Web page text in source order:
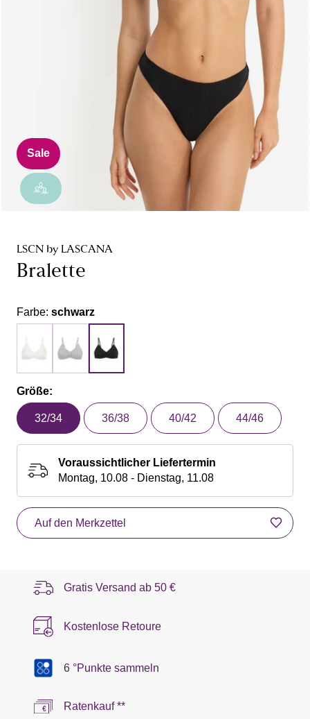
Sale
LSCN by LASCANA
Bralette
Farbe: schwarz
Größe:
32/34 36/38 40/42 44/46
Voraussichtlicher Liefertermin
Montag, 10.08 - Dienstag, 11.08
Auf den Merkzettel
Gratis Versand ab 50 €
Kostenlose Retoure
6 °Punkte sammeln
Ratenkauf **